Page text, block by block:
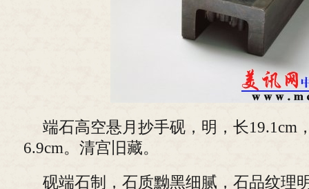
端石高空悬月抄手砚，明，长19.1cm
6.9cm。清宫旧藏。
砚端石制，石质黝黑细腻，石品纹理